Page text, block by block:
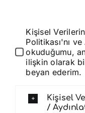
Kişisel
Politikası'nı
okuduğumu,
ilişkin olarak
beyan ederim.
Kişisel
/